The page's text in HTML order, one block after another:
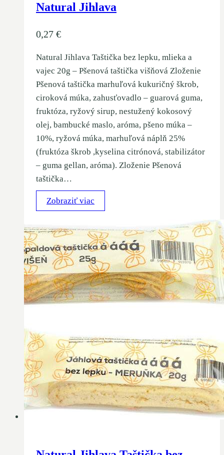
Natural Jihlava
0,27 €
Natural Jihlava Taštička bez lepku, mlieka a
vajec 20g – Pšenová taštička višňová Zloženie
Pšenová taštička marhuľová kukuričný škrob,
ciroková múka, zahusťovadlo – guarová guma,
fruktóza, ryžový sirup, nestužený kokosový
olej, bambucké maslo, aróma, pšeno múka –
10%, ryžová múka, marhuľová náplň 25%
(fruktóza škrob ,kyselina citrónová, stabilizátor
– guma gellan, aróma). Zloženie Pšenová
taštička…
Zobraziť viac